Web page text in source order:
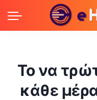
Το να
κάθε